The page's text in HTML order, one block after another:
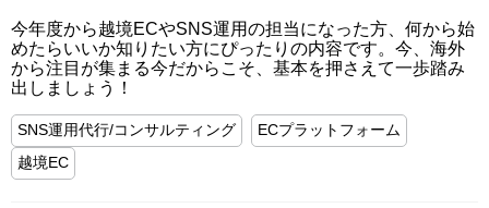
今年度から越境ECやSNS運用の担当になった方、何から始
めたらいいか知りたい方にぴったりの内容です。今、海外
から注目が集まる今だからこそ、基本を押さえて一歩踏み
出しましょう！
SNS運用代行/コンサルティング
ECプラットフォーム
越境EC